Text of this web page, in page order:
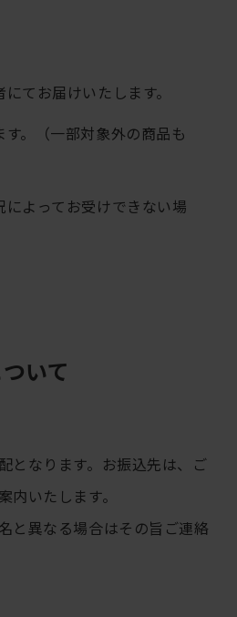
てお届けいたします。
。（一部対象外の商品も
よってお受けできない場
いて
となります。お振込先は、ご
内いたします。
と異なる場合はその旨ご連絡